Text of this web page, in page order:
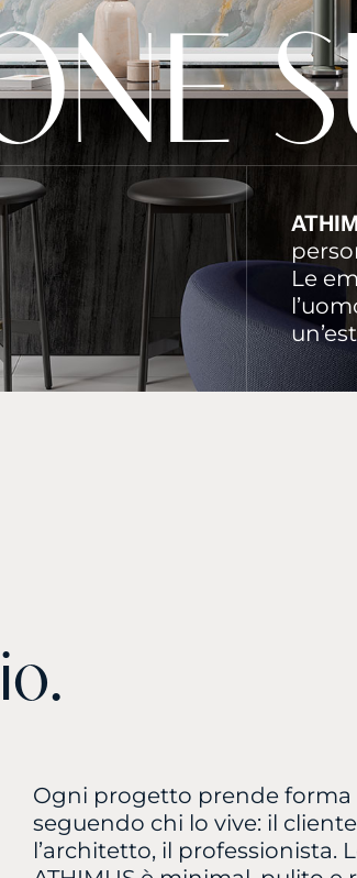
NES
Le
io.
Ogni progetto prende forma
seguendo chi lo vive: il
l’architetto, il professionista.